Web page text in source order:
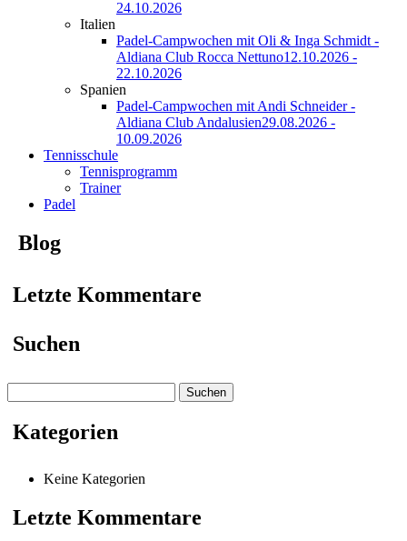
24.10.2026
Italien
Padel-Campwochen mit Oli & Inga Schmidt -
Aldiana Club Rocca Nettuno12.10.2026 -
22.10.2026
Spanien
Padel-Campwochen mit Andi Schneider -
Aldiana Club Andalusien29.08.2026 -
10.09.2026
Tennisschule
Tennisprogramm
Trainer
Padel
Blog
Letzte Kommentare
Suchen
nach:
Kategorien
Keine Kategorien
Letzte Kommentare